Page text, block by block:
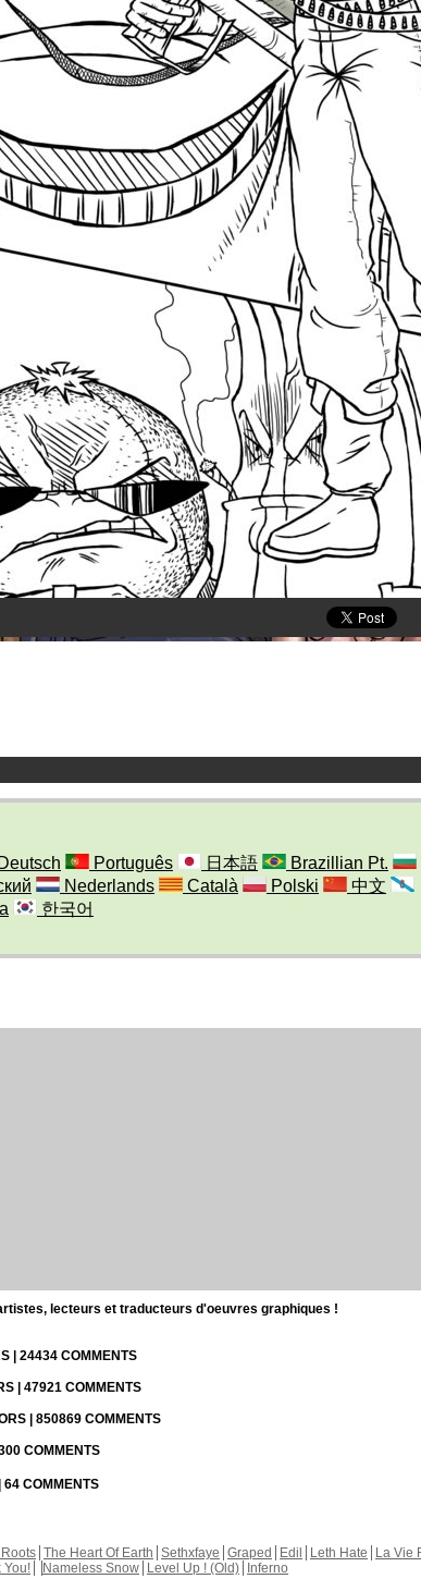
Deutsch Português 日本語
Brazillian Pt.
Nederlands Català Polski
中文
한국어
lecteurs et traducteurs d'oeuvres graphiques !
| 24434 COMMENTS
| 47921 COMMENTS
| 850869 COMMENTS
COMMENTS
64 COMMENTS
The Heart Of Earth Sethxfaye Graped Edil Leth Hate La Vie
You! Nameless Snow Level Up ! (Old) Inferno